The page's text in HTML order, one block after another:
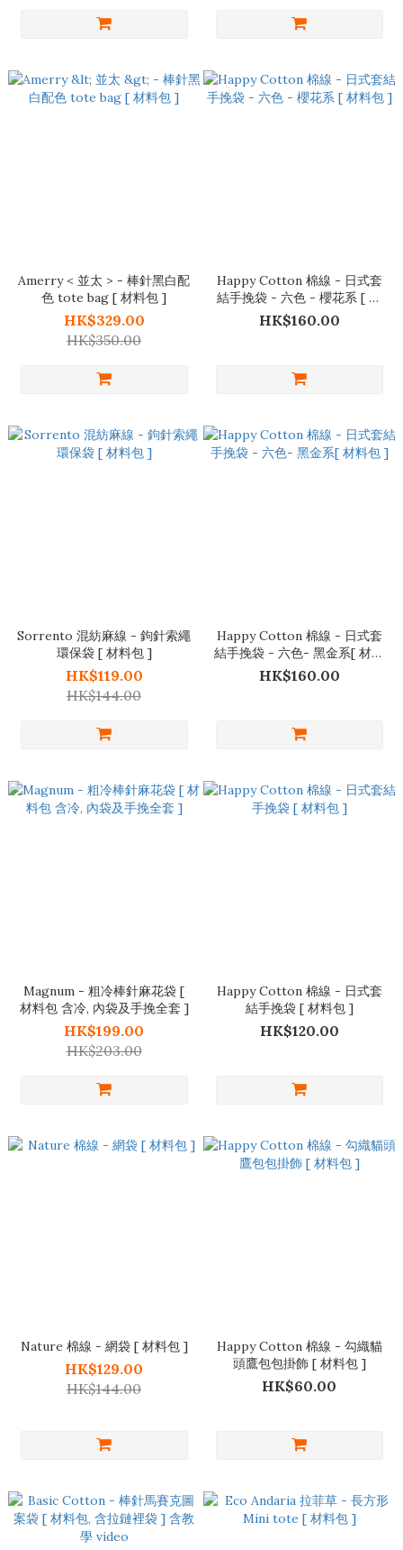
Amerry < 並太 > - 棒針黑白配
色 tote bag [ 材料包 ]
HK$329.00
HK$350.00
Happy Cotton 棉線 - 日式套
結手挽袋 - 六色 - 櫻花系 [ 材
料包 ]
HK$160.00
Sorrento 混紡麻線 - 鉤針索繩
環保袋 [ 材料包 ]
HK$119.00
HK$144.00
Happy Cotton 棉線 - 日式套
結手挽袋 - 六色- 黑金系[ 材料
包 ]
HK$160.00
Magnum - 粗冷棒針麻花袋 [
材料包 含冷, 內袋及手挽全套 ]
HK$199.00
HK$203.00
Happy Cotton 棉線 - 日式套
結手挽袋 [ 材料包 ]
HK$120.00
Nature 棉線 - 網袋 [ 材料包 ]
HK$129.00
HK$144.00
Happy Cotton 棉線 - 勾織貓
頭鷹包包掛飾 [ 材料包 ]
HK$60.00